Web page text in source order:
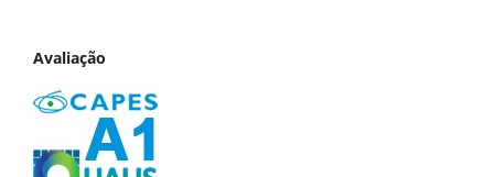
Avaliação